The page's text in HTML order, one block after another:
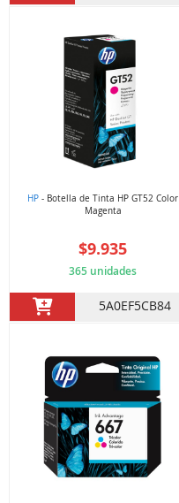
HP - Botella de Tinta HP GT52 Color
Magenta
$9.935
365 unidades
5A0EF5CB84